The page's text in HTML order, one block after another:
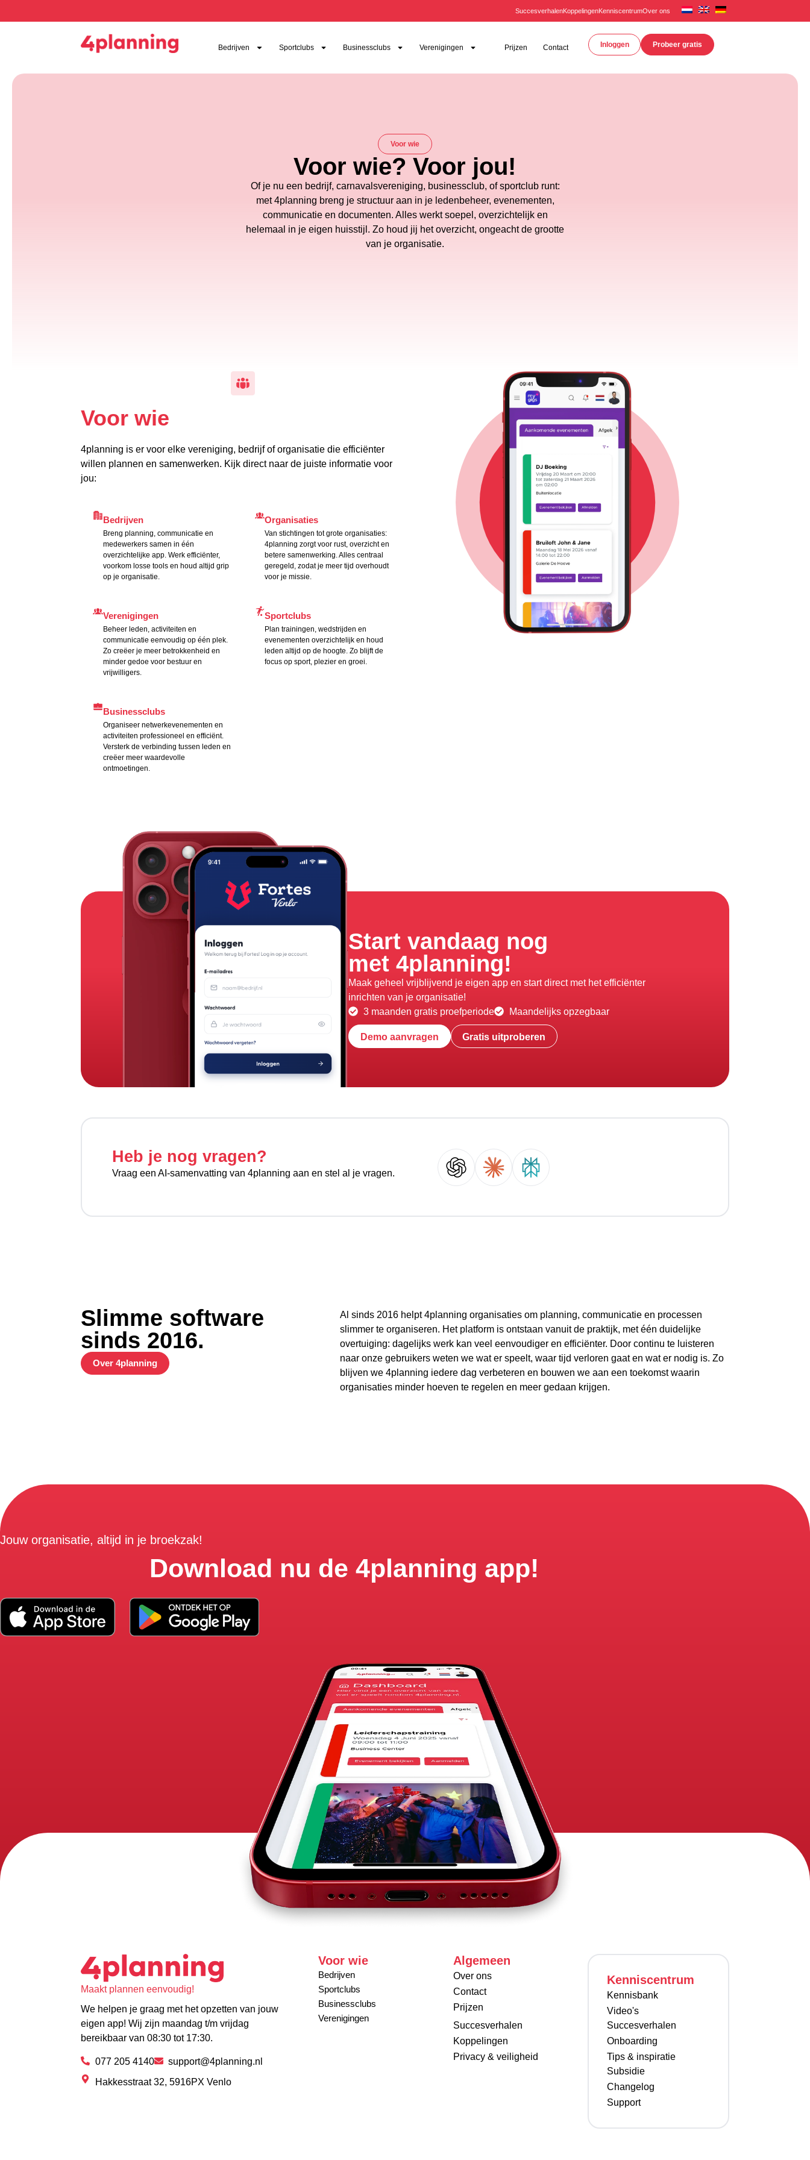
SuccesverhalenKoppelingenKenniscentrumOver ons
Bedrijven Sportclubs Businessclubs Verenigingen Prijzen Contact Inloggen Probeer gratis
Voor wie
Voor wie? Voor jou!
Of je nu een bedrijf, carnavalsvereniging, businessclub, of sportclub runt:
met 4planning breng je structuur aan in je ledenbeheer, evenementen,
communicatie en documenten. Alles werkt soepel, overzichtelijk en
helemaal in je eigen huisstijl. Zo houd jij het overzicht, ongeacht de grootte
van je organisatie.
Voor wie
4planning is er voor elke vereniging, bedrijf of organisatie die efficiënter
willen plannen en samenwerken. Kijk direct naar de juiste informatie voor
jou:
Bedrijven
Breng planning, communicatie en
medewerkers samen in één
overzichtelijke app. Werk efficiënter,
voorkom losse tools en houd altijd grip
op je organisatie.
Organisaties
Van stichtingen tot grote organisaties:
4planning zorgt voor rust, overzicht en
betere samenwerking. Alles centraal
geregeld, zodat je meer tijd overhoudt
voor je missie.
Verenigingen
Beheer leden, activiteiten en
communicatie eenvoudig op één plek.
Zo creëer je meer betrokkenheid en
minder gedoe voor bestuur en
vrijwilligers.
Sportclubs
Plan trainingen, wedstrijden en
evenementen overzichtelijk en houd
leden altijd op de hoogte. Zo blijft de
focus op sport, plezier en groei.
Businessclubs
Organiseer netwerkevenementen en
activiteiten professioneel en efficiënt.
Versterk de verbinding tussen leden en
creëer meer waardevolle
ontmoetingen.
Start vandaag nog
met 4planning!
Maak geheel vrijblijvend je eigen app en start direct met het efficiënter
inrichten van je organisatie!
3 maanden gratis proefperiode
Maandelijks opzegbaar
Demo aanvragen Gratis uitproberen
Heb je nog vragen?
Vraag een AI-samenvatting van 4planning aan en stel al je vragen.
Slimme software
sinds 2016.
Over 4planning
Al sinds 2016 helpt 4planning organisaties om planning, communicatie en processen
slimmer te organiseren. Het platform is ontstaan vanuit de praktijk, met één duidelijke
overtuiging: dagelijks werk kan veel eenvoudiger en efficiënter. Door continu te luisteren
naar onze gebruikers weten we wat er speelt, waar tijd verloren gaat en wat er nodig is. Zo
blijven we 4planning iedere dag verbeteren en bouwen we aan een toekomst waarin
organisaties minder hoeven te regelen en meer gedaan krijgen.
Jouw organisatie, altijd in je broekzak!
Download nu de 4planning app!
Maakt plannen eenvoudig!
We helpen je graag met het opzetten van jouw
eigen app! Wij zijn maandag t/m vrijdag
bereikbaar van 08:30 tot 17:30.
077 205 4140
support@4planning.nl
Hakkesstraat 32, 5916PX Venlo
Voor wie
Bedrijven
Sportclubs
Businessclubs
Verenigingen
Algemeen
Over ons
Contact
Prijzen
Succesverhalen
Koppelingen
Privacy & veiligheid
Kenniscentrum
Kennisbank
Video's
Succesverhalen
Onboarding
Tips & inspiratie
Subsidie
Changelog
Support